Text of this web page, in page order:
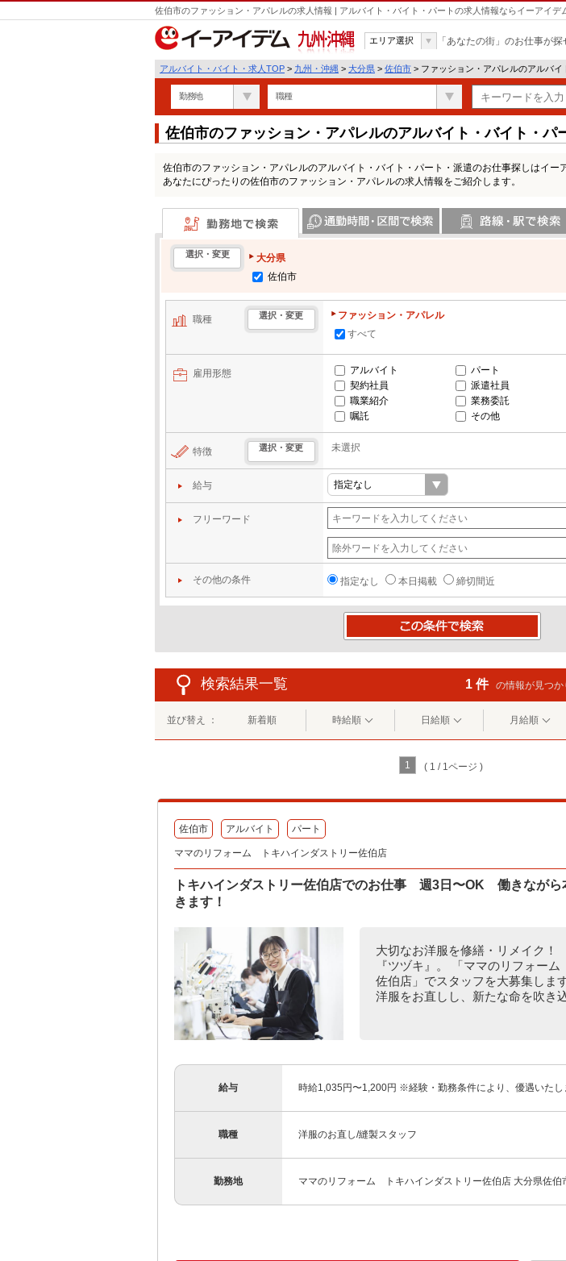
佐伯市のファッション・アパレルの求人情報 | アルバイト・バイト・パートの求人情報ならイーアイデ
九州・沖縄
エリア選択 「あなたの街」のお仕事が
アルバイト・バイト・求人TOP > 九州・沖縄 > 大分県 > 佐伯市 > ファッション・アパレルのアルバ
勤務地 職種
佐伯市のファッション・アパレルのアルバイト・バイト・パ
佐伯市のファッション・アパレルのアルバイト・バイト・パート・派遣のお仕事探しはイー
あなたにぴったりの佐伯市のファッション・アパレルの求人情報をご紹介します。
勤務地で検索
選択・変更
大分県
佐伯市
職種 選択・変更
ファッション・アパレル
すべて
雇用形態 アルバイト パート
契約社員
派遣社員
職業紹介
業務委託
嘱託
その他
特徴 選択・変更 未選択
給与
フリーワード
その他の条件 指定なし 本日掲載 締切間近
検索結果一覧 1 件 の情報が見つか
並び替え ： 新着順 時給順 日給順 月給順
1 ( 1 / 1ページ )
佐伯市 アルバイト パート
ママのリフォーム トキハインダストリー佐伯店
トキハインダストリー佐伯店でのお仕事 週3日〜OK 働きながら
きます！
大切なお洋服を修繕・リメイク
『ツヅキ』。 「ママのリフォー
佐伯店」でスタッフを大募集しま
洋服をお直しし、新たな命を吹き
給与 時給1,035円〜1,200円 ※経験・勤務条件により、優遇いたし
職種 洋服のお直し/縫製スタッフ
勤務地 ママのリフォーム トキハインダストリー佐伯店 大分県佐